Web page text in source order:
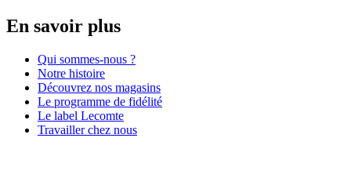
En savoir plus
Qui sommes-nous ?
Notre histoire
Découvrez nos magasins
Le programme de fidélité
Le label Lecomte
Travailler chez nous